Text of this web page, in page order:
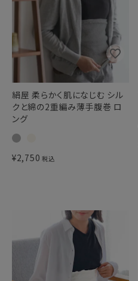
絹屋 柔らかく肌になじむ シル
クと綿の2重編み薄手腹巻 ロ
ング
¥2,750 税込